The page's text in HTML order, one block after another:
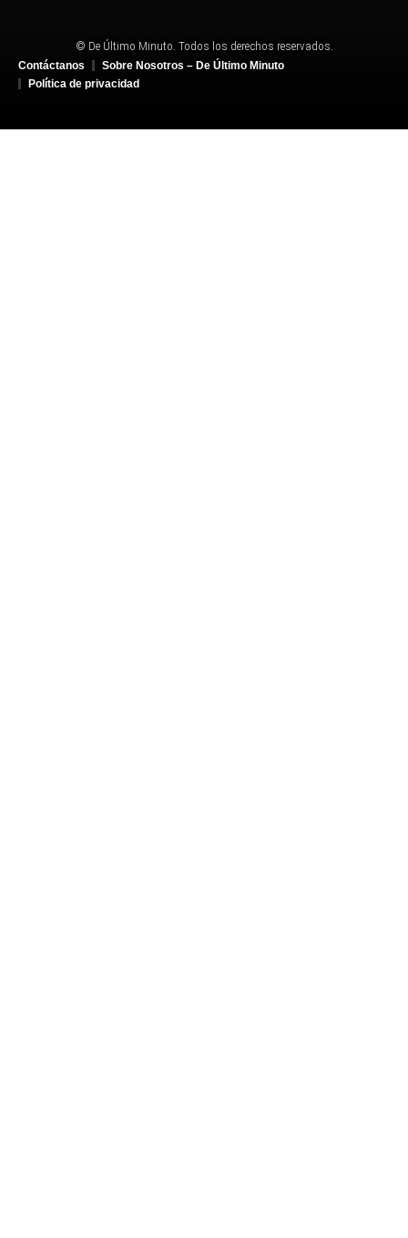
© De Último Minuto. Todos los derechos reservados.
Contáctanos
Sobre Nosotros – De Último Minuto
Política de privacidad